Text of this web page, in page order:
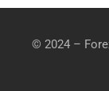
© 2024 –